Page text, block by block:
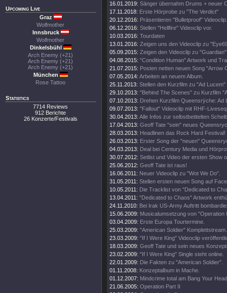
Upcoming Live
Graz
Wolfmother
Innsbruck
Wolfmother
Dinkelsbühl
Arch Enemy (+21)
Arch Enemy (+21)
Arch Enemy (+21)
München
Rose Tattoo
Statistics
7714 Reviews
912 Berichte
26 Konzerte/Festivals
16.01.2019: Sänger übernahm Drums + neuer
17.11.2018: Erste Hörprobe zu "The Verdict"
20.12.2016: Präsentieren "Bulletproof" Videoclip.
06.12.2016: Stellen "Hellfire" Videoclip vor.
10.03.2016: Tourdaten
13.01.2016: Zeigen uns den Videoclip zu
05.09.2015: Zeigen den Videoclip zu
04.08.2015: "Condition Human" Artwork und
21.07.2015: Posten netten neuen Song "Arrow
07.05.2014: Arbeiten an neuem Album.
25.11.2013: Stellen den Kurzfilm zu "Ad Lucem"
29.10.2013: "Behind The Scenes" zu Kurzfilm
07.10.2013: Drehen Kurzfilm Queensrÿche: Ad
09.07.2013: "Fallout" Videoclip mit RHF-
30.04.2013: Alle Infos zur selbstbetitelten
17.04.2013: Geoff Tate "sein" neues
28.03.2013: Headlinen das Rock Hard Festival!
26.03.2013: Erster Song der "neuen"
04.03.2013: Deal bei Century Media und
30.07.2012: Setlist und Video der ersten Show
25.06.2012: Geoff Tate ist raus!
16.06.2011: Neuer Videoclip zu "Wot We Do".
31.05.2011: Stellen ersten neuen Song auf
10.05.2011: Die Tracklist von "Dedicated to
13.04.2011: "Dedicated to Chaos" Artwork
24.11.2010: Bei Irak US-Army Auftritt
15.06.2009: Musicalumsetzung von "Operation
03.04.2009: Erste Europa Tourtermine.
25.03.2009: "American Soldier" Komplettstream.
23.03.2009: "If I Were King" Videoclip
18.03.2009: Geoff Tate und sein neues
23.02.2009: "If I Were King" Single steht online.
22.01.2009: Die Fakten zu "American Soldier".
01.11.2008: Konzeptalbum in Mache.
01.12.2007: Mindcrime total am Bang Your
21.06.2005: Operation Part II